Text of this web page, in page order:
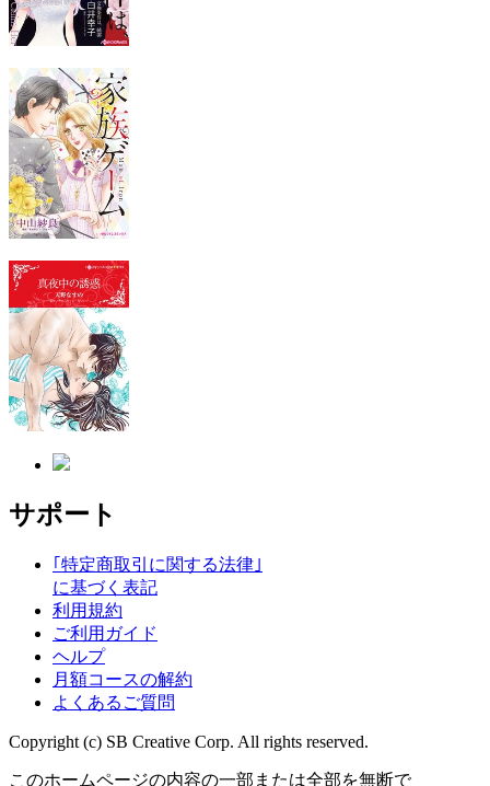
サポート
｢特定商取引に関する法律｣
に基づく表記
利用規約
ご利用ガイド
ヘルプ
月額コースの解約
よくあるご質問
Copyright (c) SB Creative Corp. All rights reserved.
このホームページの内容の一部または全部を無断で